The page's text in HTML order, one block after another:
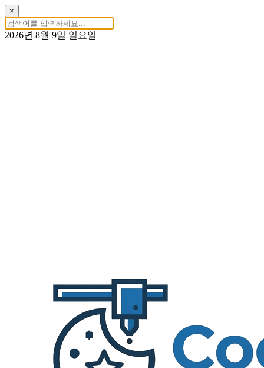
×
2026년 8월 9일 일요일